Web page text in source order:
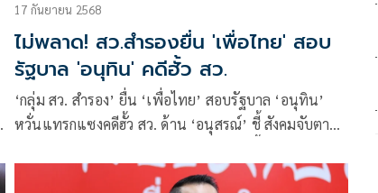
17 กันยายน 2568
ไม่พลาด! สว.สำรองยื่น 'เพื่อไทย' สอบ
รัฐบาล 'อนุทิน' คดีฮั้ว สว.
‘กลุ่ม สว. สำรอง’ ยื่น ‘เพื่อไทย’ สอบรัฐบาล ‘อนุทิน’
หวั่นแทรกแซงคดีฮั้ว สว. ด้าน ‘อนุสรณ์’ ชี้ สังคมจับตา
แค้น-ความฝังใจในอดีต